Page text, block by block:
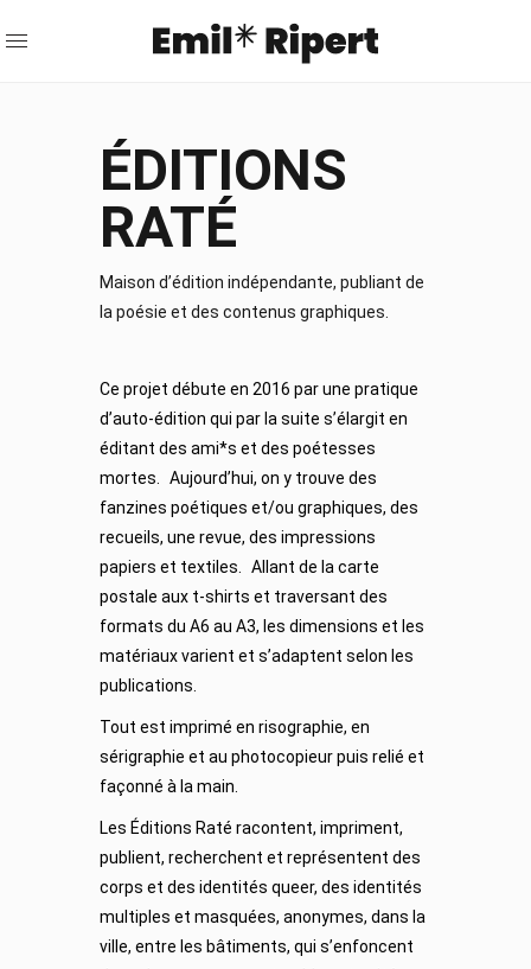
ÉDITIONS
RATÉ
Maison d’édition indépendante, publiant de
la poésie et des contenus graphiques.
Ce projet débute en 2016 par une pratique
d’auto-édition qui par la suite s’élargit en
éditant des ami*s et des poétesses
mortes. Aujourd’hui, on y trouve des
fanzines poétiques et/ou graphiques, des
recueils, une revue, des impressions
papiers et textiles. Allant de la carte
postale aux t-shirts et traversant des
formats du A6 au A3, les dimensions et les
matériaux varient et s’adaptent selon les
publications.
Tout est imprimé en risographie, en
sérigraphie et au photocopieur puis relié et
façonné à la main.
Les Éditions Raté racontent, impriment,
publient, recherchent et représentent des
corps et des identités queer, des identités
multiples et masquées, anonymes, dans la
ville, entre les bâtiments, qui s’enfoncent